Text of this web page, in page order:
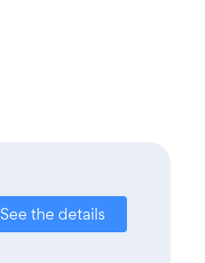
See the details